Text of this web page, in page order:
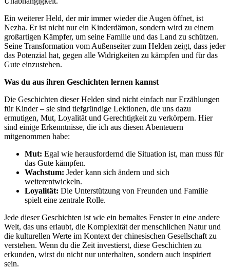
Ein weiterer Held, ⁣der​ mir immer wieder ⁢die Augen ‍öffnet, ist
Nezha. Er ist nicht nur ein Kinderdämon, sondern wird ⁤zu einem
großartigen Kämpfer, um seine Familie und das Land zu​ schützen.
Seine Transformation vom Außenseiter zum Helden zeigt, dass jeder
das Potenzial ⁤hat, gegen alle Widrigkeiten‌ zu kämpfen und für das
Gute einzustehen.
Was du ⁤aus⁤ ihren Geschichten lernen kannst
Die⁣ Geschichten dieser⁤ Helden sind nicht einfach nur Erzählungen
für ⁢Kinder – sie ⁤sind tiefgründige Lektionen, die uns dazu
ermutigen, Mut, Loyalität und Gerechtigkeit zu verkörpern. Hier
sind einige Erkenntnisse,⁤ die‍ ich aus diesen Abenteuern
mitgenommen⁣ habe:
Mut: Egal wie herausfordernd die Situation ist, man muss für
das Gute kämpfen.
Wachstum: Jeder ​kann sich ändern‌ und sich
weiterentwickeln.
Loyalität: Die Unterstützung von‍ Freunden ​und ‍Familie
spielt eine​ zentrale Rolle.
Jede dieser Geschichten ist wie ​ein bemaltes Fenster in eine⁣ andere
Welt, ⁣das uns erlaubt, die Komplexität der menschlichen⁢ Natur und
die‍ kulturellen Werte im Kontext der chinesischen Gesellschaft zu
verstehen. Wenn du die​ Zeit ⁢investierst, diese Geschichten zu
erkunden, wirst du ⁢nicht nur unterhalten, sondern auch inspiriert
sein.